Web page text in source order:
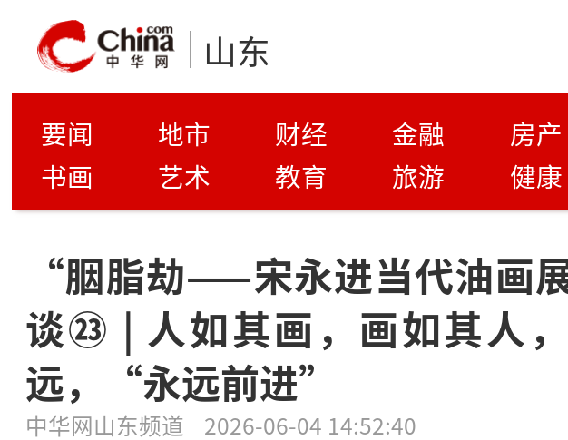
山东
要闻 地市 财经 金融 房产
书画
艺术 教育 旅游 健康
“胭脂劫——宋永进当代油画
谈㉓ | 人如其画，画如其人
远，“永远前进”
中华网山东频道 2026-06-04 14:52:40